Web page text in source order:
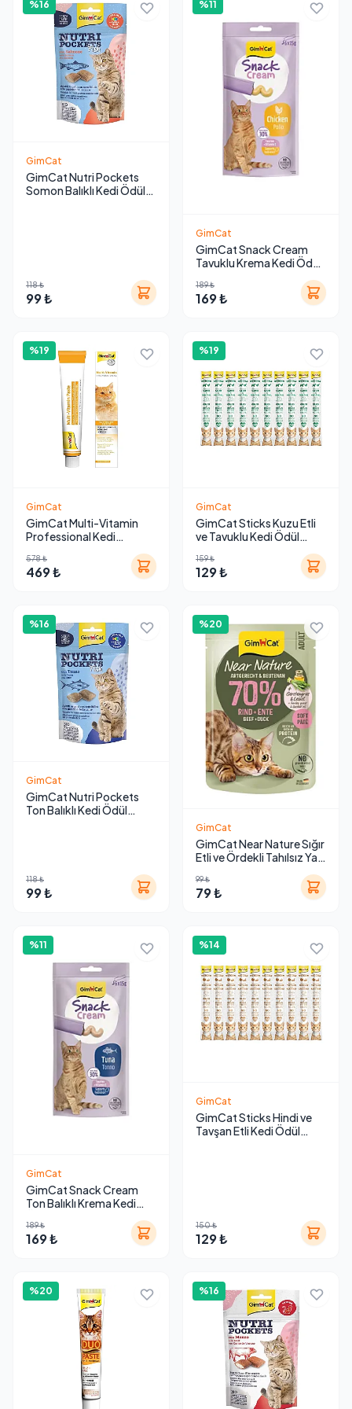
%16
GimCat
GimCat Nutri Pockets
Somon Balıklı Kedi Ödül
118 ₺
99 ₺
%11
GimCat
GimCat Snack Cream
Tavuklu Krema Kedi Ödül
189 ₺
169 ₺
%19
GimCat
GimCat Multi-Vitamin
Professional Kedi
578 ₺
469 ₺
%19
GimCat
GimCat Sticks Kuzu Etli
ve Tavuklu Kedi Ödül
159 ₺
129 ₺
%16
GimCat
GimCat Nutri Pockets
Ton Balıklı Kedi Ödül
118 ₺
99 ₺
%20
GimCat
GimCat Near Nature Sığır
Etli ve Ördekli Tahılsız Yaş
99 ₺
79 ₺
%11
GimCat
GimCat Snack Cream
Ton Balıklı Krema Kedi
189 ₺
169 ₺
%14
GimCat
GimCat Sticks Hindi ve
Tavşan Etli Kedi Ödül
150 ₺
129 ₺
%20 %16